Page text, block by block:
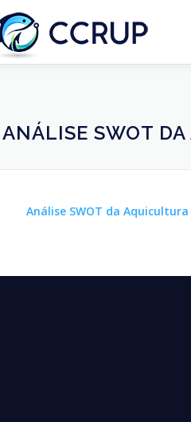
ANÁLISE SWOT DA
Análise SWOT da